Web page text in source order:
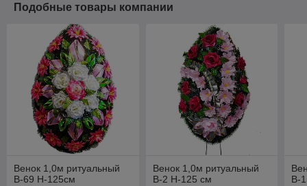
Подобные товары компании
Венок 1,0м ритуальный
В-69 Н-125см
Венок 1,0м ритуальный
В-2 H-125 см
В-